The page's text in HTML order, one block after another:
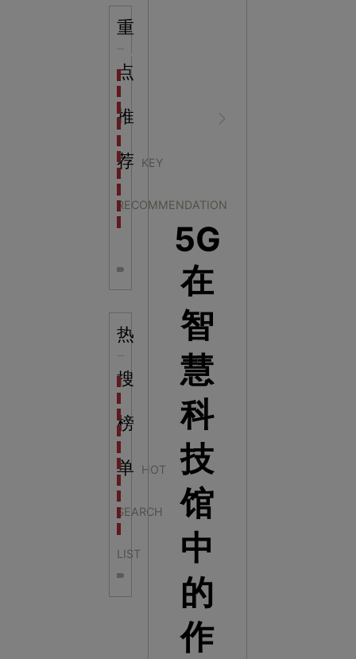
NEWS
CENTER
重
点
推
荐 KEY
RECOMMENDATION
海洋馆设计建设方案：展示内容和互动体验设计
非遗文化展厅设计要点：展厅布局策展技巧和创新元
航空航天科技馆设计思路：如何设计促进公众的兴趣
目前科技馆的展示内容主要包含哪些几个方面？
热
搜
榜
单 HOT
SEARCH
LIST
科学梦成功中标公主岭市科技馆新馆项目
科学梦中标天门市科技馆
科学梦中标中国科学技术馆2022年中国流动科技馆
科学梦中标洛阳市科学技术馆展品采购项目
科学梦中标方城县科技馆展厅升级项目
科学梦中标濮阳县科技馆公共安全体验馆项目
科学梦集团中标广西大学海洋科教馆项目
科学梦集团中标淮师附小科技长廊展项目
科学梦集团中标洪泽湖治理保护展示馆项目
科学梦集团中标淮安市民防馆展区升级改造项目
5G
在
智
慧
科
技
馆
中
的
作